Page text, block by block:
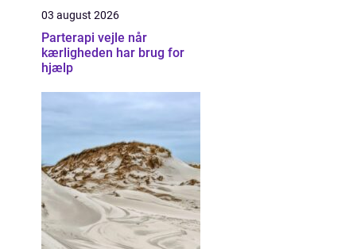
03 august 2026
Parterapi vejle når
kærligheden har brug for
hjælp